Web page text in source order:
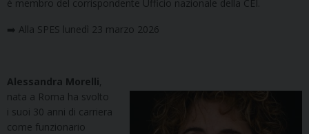
è membro del corrispondente Ufficio nazionale della CEI.
➡️ Alla SPES lunedì 23 marzo 2026
Alessandra Morelli
nata a Roma ha svolto
i suoi 30 anni di carriera
come funzionario